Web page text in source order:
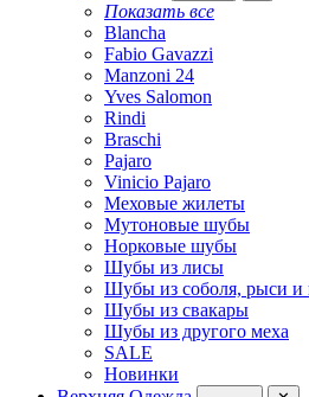
Показать все
Blancha
Fabio Gavazzi
Manzoni 24
Yves Salomon
Rindi
Braschi
Pajaro
Vinicio Pajaro
Меховые жилеты
Мутоновые шубы
Норковые шубы
Шубы из лисы
Шубы из соболя, рыси
Шубы из свакары
Шубы из другого меха
SALE
Новинки